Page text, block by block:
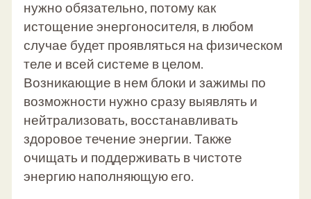
нужно обязательно, потому как
истощение энергоносителя, в любом
случае будет проявляться на физическом
теле и всей системе в целом.
Возникающие в нем блоки и зажимы по
возможности нужно сразу выявлять и
нейтрализовать, восстанавливать
здоровое течение энергии. Также
очищать и поддерживать в чистоте
энергию наполняющую его.